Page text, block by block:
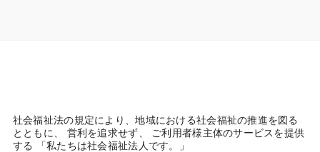
社会福祉法の規定により、地域における社会福祉の推進を図る
とともに、 営利を追求せず、 ご利用者様主体のサービスを提供
する 「私たちは社会福祉法人です。」